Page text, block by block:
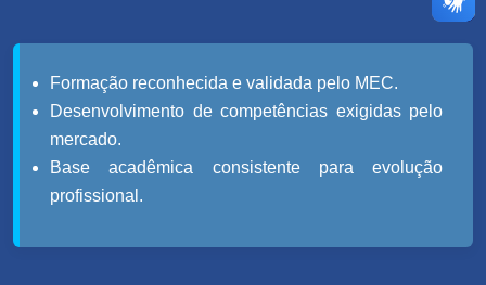
Formação reconhecida e validada pelo MEC.
Desenvolvimento de competências exigidas pelo
mercado.
Base acadêmica consistente para evolução
profissional.